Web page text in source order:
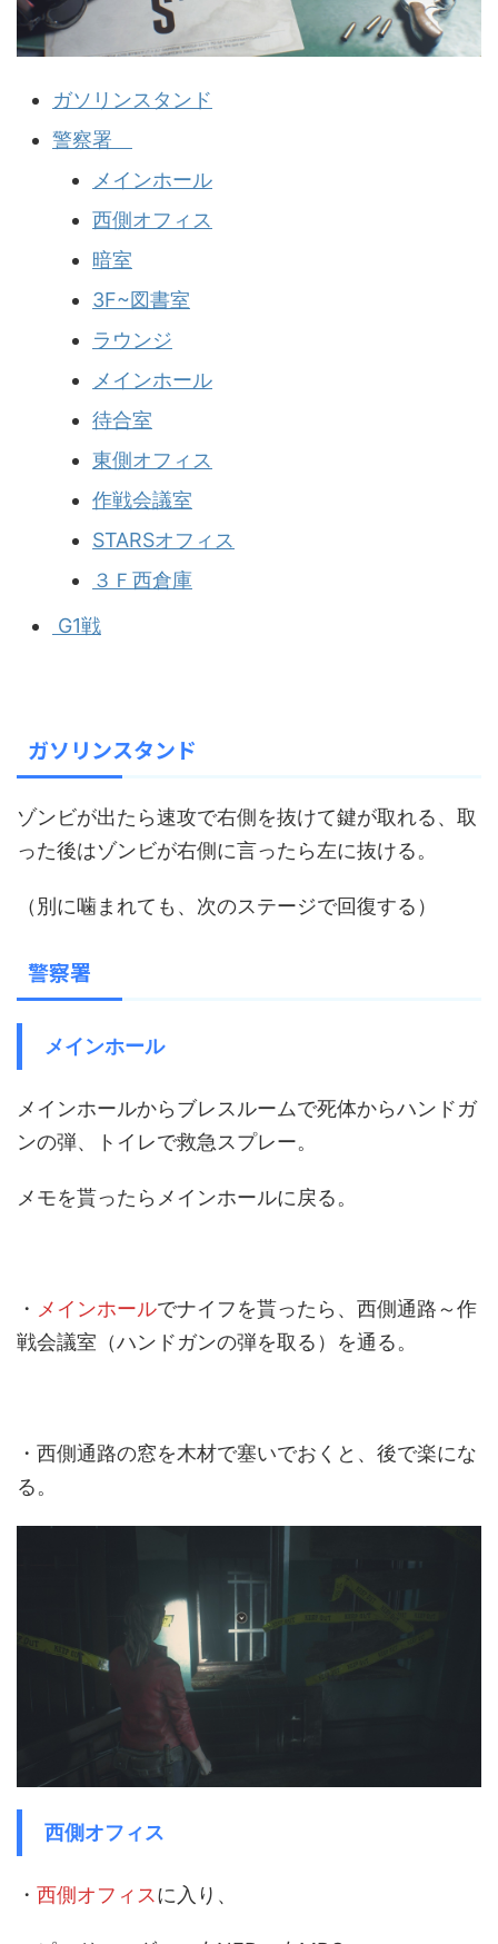
ガソリンスタンド
警察署
メインホール
西側オフィス
暗室
3F~図書室
ラウンジ
メインホール
待合室
東側オフィス
作戦会議室
STARSオフィス
３Ｆ西倉庫
G1戦
ガソリンスタンド
ゾンビが出たら速攻で右側を抜けて鍵が取れる、取
った後はゾンビが右側に言ったら左に抜ける。
（別に噛まれても、次のステージで回復する）
警察署
メインホール
メインホールからブレスルームで死体からハンドガ
ンの弾、トイレで救急スプレー。
メモを貰ったらメインホールに戻る。
・ メインホールでナイフを貰ったら、西側通路～作
戦会議室（ハンドガンの弾を取る）を通る。
・西側通路の窓を木材で塞いでおくと、後で楽にな
る。
西側オフィス
・ 西側オフィスに入り、